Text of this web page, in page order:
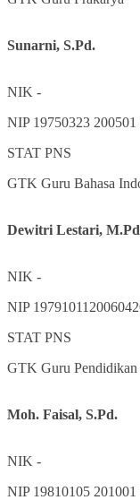
Sunarni, S.Pd.
NIK -
NIP 19750323 200501
STAT PNS
GTK Guru Bahasa
Dewitri Lestari,
NIK -
NIP
STAT PNS
GTK Guru
Moh. Faisal, S.Pd.
NIK -
NIP 19810105 201001